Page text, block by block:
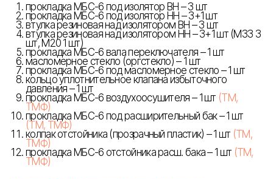
прокладка МБС-6 под изолятор ВН – 3 шт
прокладка МБС-6 под изолятор НН – 3+1 шт
втулка резиновая над изолятором ВН – 3 шт
втулка резиновая над изолятором НН – 3+1 шт (М33 3
шт, М20 1 шт)
прокладка МБС-6 вала переключателя – 1 шт
масломерное стекло (оргстекло) – 1 шт
прокладка МБС-6 под масломерное стекло – 1 шт
кольцо уплотнительное клапана избыточного
давления – 1 шт
прокладка МБС-6 воздухоосушителя – 1 шт (ТМ,
ТМФ)
прокладка МБС-6 под расширительный бак – 1 шт
(ТМ, ТМФ)
колпак отстойника (прозрачный пластик) – 1 шт (ТМ,
ТМФ)
прокладка МБС-6 отстойника расш. бака – 1 шт (ТМ,
ТМФ)